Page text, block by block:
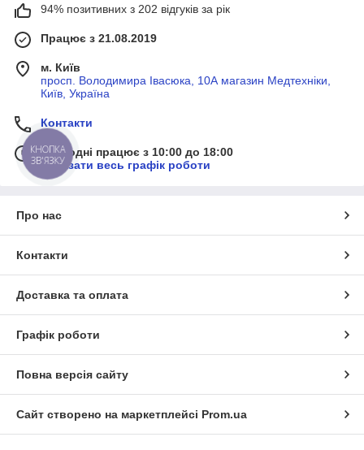
94% позитивних з 202 відгуків за рік
Працює з 21.08.2019
м. Київ
просп. Володимира Івасюка, 10А магазин Медтехніки,
Київ, Україна
Контакти
Сьогодні працює з 10:00 до 18:00
Показати весь графік роботи
Про нас
Контакти
Доставка та оплата
Графік роботи
Повна версія сайту
Сайт створено на маркетплейсі Prom.ua
КНОПКА
ЗВ'ЯЗКУ